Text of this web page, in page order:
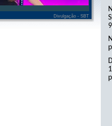
Divulgação - SBT